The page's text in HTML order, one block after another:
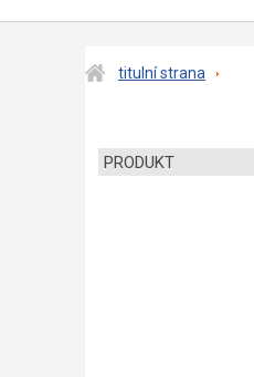
titulní strana
PRODUKT